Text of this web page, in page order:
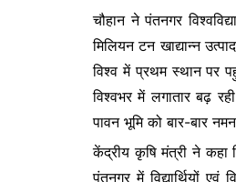
चौहान ने पंतनगर
मिलियन टन खाद्यान्न
विश्व में प्रथम स्थान पर
विश्वभर में लगातार बढ़
पावन भूमि को बार-बार
केंद्रीय कृषि मंत्री ने
पंतनगर में विद्यार्थियों